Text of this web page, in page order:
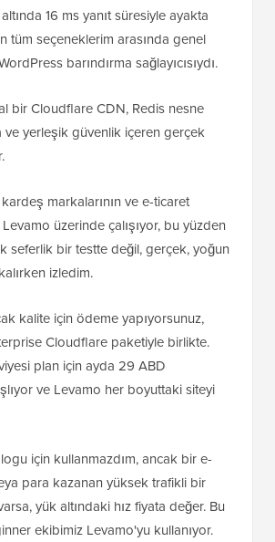
altında 16 ms yanıt süresiyle ayakta
tüm seçeneklerim arasında genel
barındırma sağlayıcısıydı.
bir Cloudflare CDN, Redis nesne
ve yerleşik güvenlik içeren gerçek
markalarının ve e-ticaret
üzerinde çalışıyor, bu yüzden
seferlik bir testte değil, gerçek, yoğun
izledim.
kalite için ödeme yapıyorsunuz,
Cloudflare paketiyle birlikte.
plan için ayda 29 ABD
ve Levamo her boyuttaki siteyi
için kullanmazdım, ancak bir e-
para kazanan yüksek trafikli bir
yük altındaki hız fiyata değer. Bu
ekibimiz Levamo'yu kullanıyor.